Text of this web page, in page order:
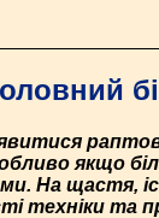
якщо
На щастя,
техніки та